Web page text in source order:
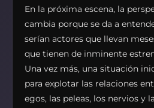
En la próxima escena, la
cambia porque se da a
serían actores que llevan
que tienen de inminente
Una vez más, una situación
para explotar las relaciones
egos, las peleas, los nervios y